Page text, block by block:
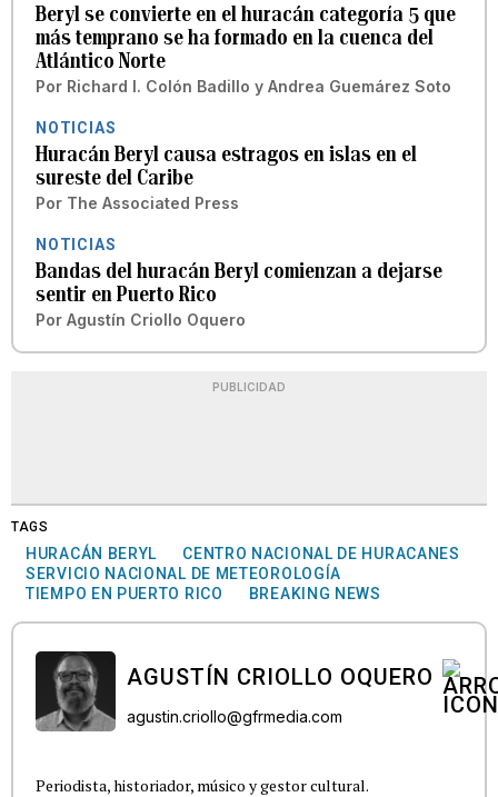
Beryl se convierte en el huracán categoría 5 que
más temprano se ha formado en la cuenca del
Atlántico Norte
Por Richard I. Colón Badillo y Andrea Guemárez Soto
NOTICIAS
Huracán Beryl causa estragos en islas en el
sureste del Caribe
Por The Associated Press
NOTICIAS
Bandas del huracán Beryl comienzan a dejarse
sentir en Puerto Rico
Por Agustín Criollo Oquero
PUBLICIDAD
TAGS
HURACÁN BERYL
CENTRO NACIONAL DE HURACANES
SERVICIO NACIONAL DE METEOROLOGÍA
TIEMPO EN PUERTO RICO
BREAKING NEWS
AGUSTÍN CRIOLLO OQUERO
agustin.criollo@gfrmedia.com
Periodista, historiador, músico y gestor cultural.